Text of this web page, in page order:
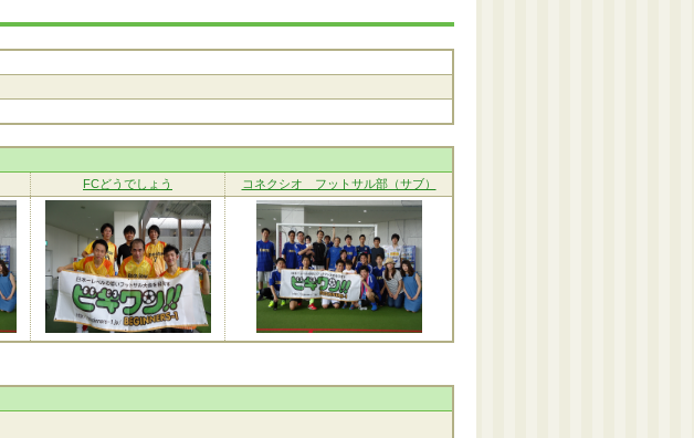
FCどうでしょう コネクシオ フットサル部（サブ）